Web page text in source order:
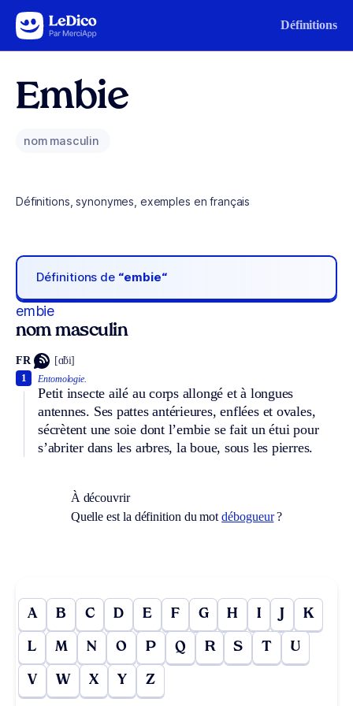
Aller au contenu Définitions
Embie
nom masculin
Définitions, synonymes, exemples en français
Définitions de “embie“
embie
nom masculin
FR [ɑ̃bi]
Entomologie.
Petit insecte ailé au corps allongé et à longues
antennes. Ses pattes antérieures, enflées et ovales,
sécrètent une soie dont l’embie se fait un étui pour
s’abriter dans les arbres, la boue, sous les pierres.
1
À découvrir
Quelle est la définition du motdébogueur?
A B C D E F G H I J K
L M N O P Q R S T U
V W X Y Z